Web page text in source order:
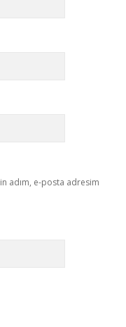
adım, e-posta adresim